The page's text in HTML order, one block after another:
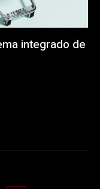
integrado de